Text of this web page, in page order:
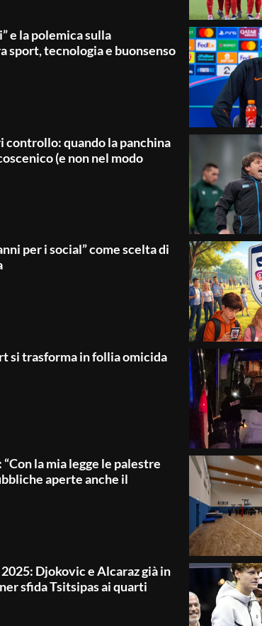
e la polemica sulla
sport, tecnologia e buonsenso
quando la panchina
(e non nel modo
per i social” come scelta di
si trasforma in follia omicida
la mia legge le palestre
aperte anche il
Djokovic e Alcaraz già in
sfida Tsitsipas ai quarti